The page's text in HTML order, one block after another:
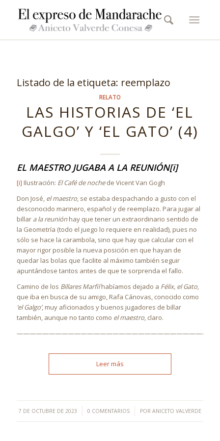
Listado de la etiqueta: reemplazo
RELATO
LAS HISTORIAS DE ‘EL
GALGO’ Y ‘EL GATO’ (4)
EL MAESTRO JUGABA A LA REUNIÓN[i]
[i] Ilustración: El Café de nochede Vicent Van Gogh
Don José, el maestro, se estaba despachando a gusto con el
desconocido marinero, español y de reemplazo. Para jugar al
billar a la reuniónhay que tener un extraordinario sentido de
la Geometría (todo el juego lo requiere en realidad), pues no
sólo se hace la carambola, sino que hay que calcular con el
mayor rigor posible la nueva posición en que hayan de
quedar las bolas que facilite al máximo también seguir
apuntándose tantos antes de que te sorprenda el fallo.
Camino de los Billares Marfilhabíamos dejado a Félix, el Gato,
que iba en busca de su amigo, Rafa Cánovas, conocido como
‘el Galgo’, muy aficionados y buenos jugadores de billar
también, aunque no tanto como el maestro, claro.
Leer más
7 DE OCTUBRE DE 2023
/ 0 COMENTARIOS
/ POR ANICETO VALVERDE